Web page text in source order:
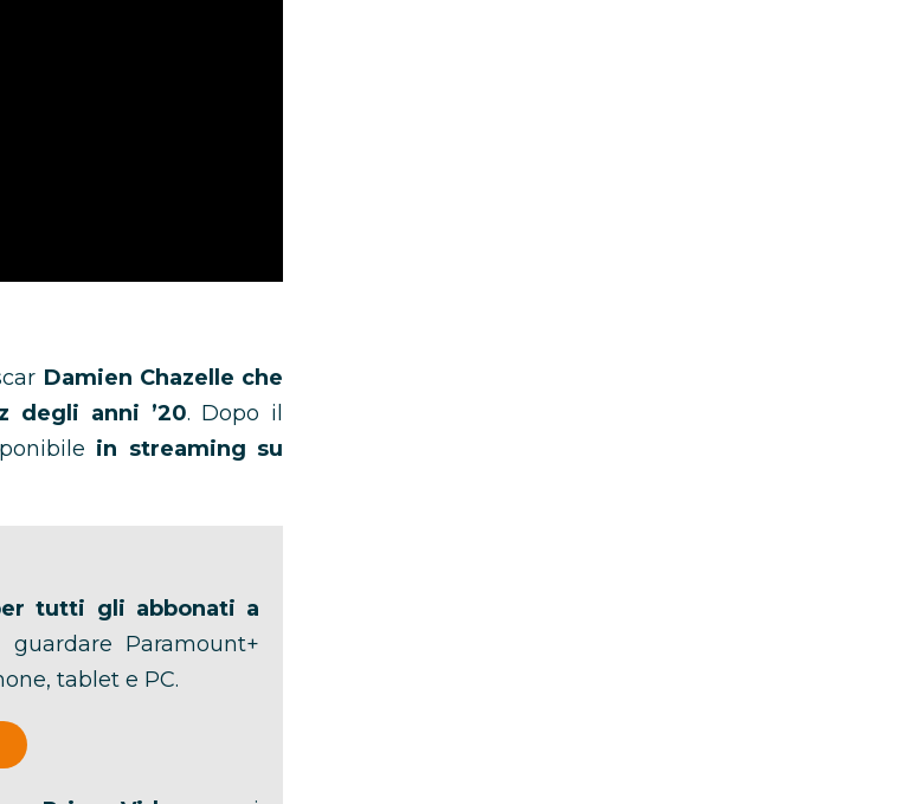
Damien Chazelle che
degli anni ’20. Dopo il
in streaming su
tutti gli abbonati a
Paramount+
tablet e PC.